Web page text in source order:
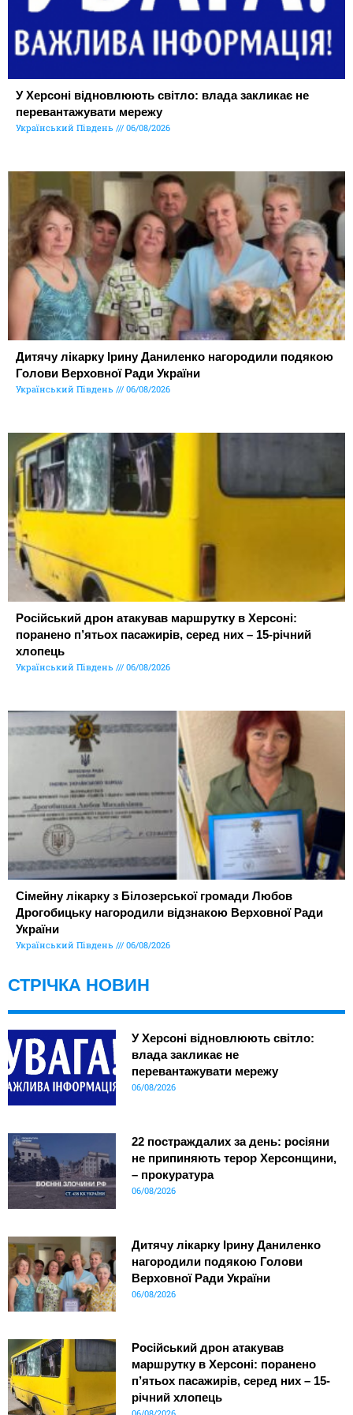
У Херсоні відновлюють світло: влада закликає не
перевантажувати мережу
Український Південь 06/08/2026
Дитячу лікарку Ірину Даниленко нагородили подякою
Голови Верховної Ради України
Український Південь 06/08/2026
Російський дрон атакував маршрутку в Херсоні:
поранено п’ятьох пасажирів, серед них – 15-річний
хлопець
Український Південь 06/08/2026
Сімейну лікарку з Білозерської громади Любов
Дрогобицьку нагородили відзнакою Верховної Ради
України
Український Південь 06/08/2026
СТРІЧКА НОВИН
У Херсоні відновлюють світло:
влада закликає не
перевантажувати мережу
06/08/2026
22 постраждалих за день: росіяни
не припиняють терор Херсонщини,
– прокуратура
06/08/2026
Дитячу лікарку Ірину Даниленко
нагородили подякою Голови
Верховної Ради України
06/08/2026
Російський дрон атакував
маршрутку в Херсоні: поранено
п’ятьох пасажирів, серед них – 15-
річний хлопець